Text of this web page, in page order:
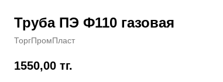
Труба ПЭ Ф110 газовая
ТоргПромПласт
1550,00 тг.